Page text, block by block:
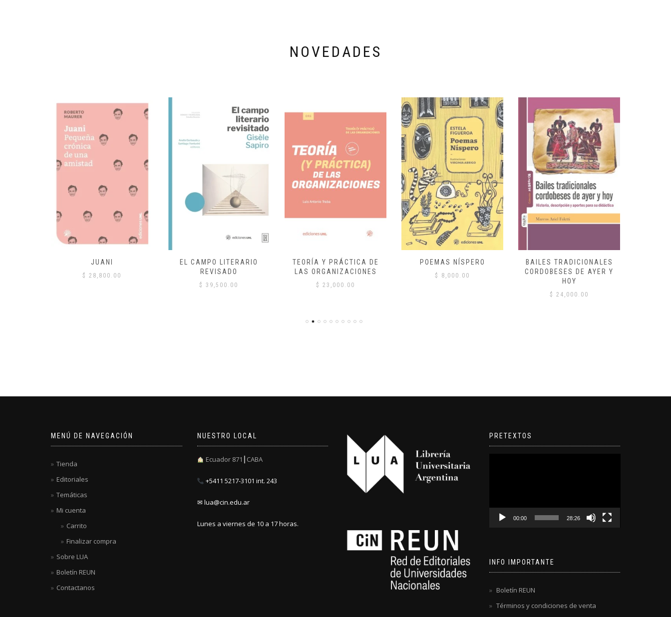
NOVEDADES
JUANI
$ 28,800.00
EL CAMPO LITERARIO
REVISADO
$ 39,500.00
TEORÍA Y PRÁCTICA DE
LAS ORGANIZACIONES
$ 23,000.00
POEMAS NÍSPERO
$ 8,000.00
BAILES TRADICIONALES
CORDOBESES DE AYER Y
HOY
$ 24,000.00
MENÚ DE NAVEGACIÓN
Tienda
Editoriales
Temáticas
Mi cuenta
Carrito
Finalizar compra
Sobre LUA
Boletín REUN
Contactanos
NUESTRO LOCAL
Ecuador 871┃CABA
+5411 5217-3101 int. 243
✉ lua@cin.edu.ar
Lunes a viernes de 10 a 17 horas.
PRETEXTOS
00:00 28:26
INFO IMPORTANTE
Boletín REUN
Términos y condiciones de venta